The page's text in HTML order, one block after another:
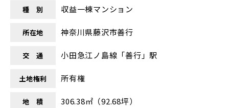
種 別 収益一棟マンション
所在地 神奈川県藤沢市善行
交 通 小田急江ノ島線「善行」駅
土地権利 所有権
地 積 306.38㎡（92.68坪）